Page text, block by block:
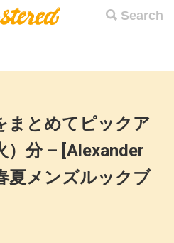
Search
まとめてピックア
）分 – [Alexander
夏メンズルックブ